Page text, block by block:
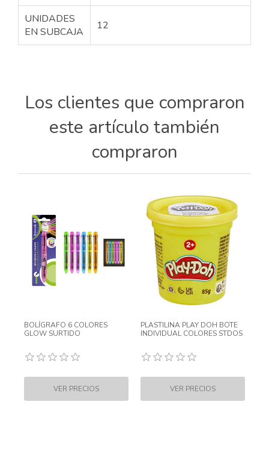
UNIDADES
EN SUBCAJA
12
Los clientes que compraron
este artículo también
compraron
BOLÍGRAFO 6 COLORES
GLOW SURTIDO
PLASTILINA PLAY DOH BOTE
INDIVIDUAL COLORES STDOS